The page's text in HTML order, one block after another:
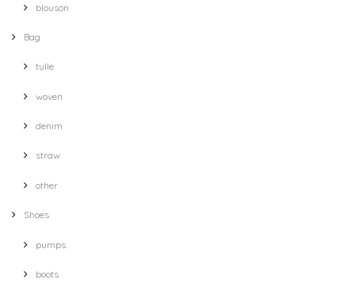
blouson
Bag
tulle
woven
denim
straw
other
Shoes
pumps
boots